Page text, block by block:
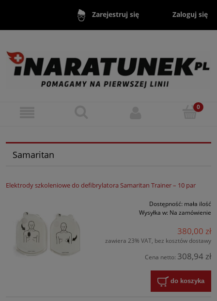
Zarejestruj się Zaloguj się
Samaritan
Elektrody szkoleniowe do defibrylatora Samaritan Trainer – 10 par
Dostępność: mała ilość
Wysyłka w: Na zamówienie
380,00 zł
zawiera 23% VAT, bez kosztów dostawy
Cena netto: 308,94 zł
do koszyka